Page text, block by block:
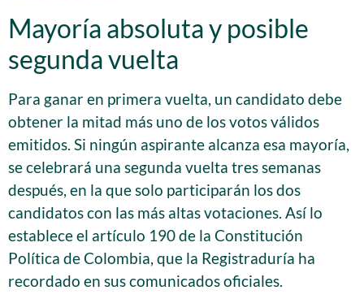
Mayoría absoluta y posible
segunda vuelta
Para ganar en primera vuelta, un candidato debe
obtener la mitad más uno de los votos válidos
emitidos. Si ningún aspirante alcanza esa mayoría,
se celebrará una segunda vuelta tres semanas
después, en la que solo participarán los dos
candidatos con las más altas votaciones. Así lo
establece el artículo 190 de la Constitución
Política de Colombia, que la Registraduría ha
recordado en sus comunicados oficiales.